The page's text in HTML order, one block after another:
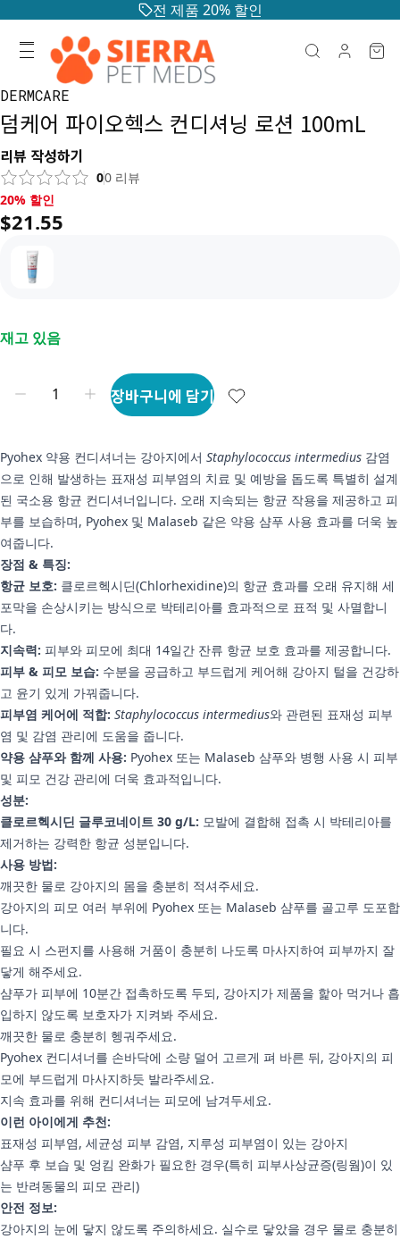
전 제품 20% 할인
DERMCARE
덤케어 파이오헥스 컨디셔닝 로션 100mL
리뷰 작성하기
00 리뷰
20% 할인, $21.55
20% 할인
$21.55
재고 있음
장바구니에 담기
Pyohex 약용 컨디셔너는 강아지에서 Staphylococcus intermedius 감염
으로 인해 발생하는 표재성 피부염의 치료 및 예방을 돕도록 특별히 설계
된 국소용 항균 컨디셔너입니다. 오래 지속되는 항균 작용을 제공하고 피
부를 보습하며, Pyohex 및 Malaseb 같은 약용 샴푸 사용 효과를 더욱 높
여줍니다.
장점 & 특징:
항균 보호: 클로르헥시딘(Chlorhexidine)의 항균 효과를 오래 유지해 세
포막을 손상시키는 방식으로 박테리아를 효과적으로 표적 및 사멸합니
다.
지속력: 피부와 피모에 최대 14일간 잔류 항균 보호 효과를 제공합니다.
피부 & 피모 보습: 수분을 공급하고 부드럽게 케어해 강아지 털을 건강하
고 윤기 있게 가꿔줍니다.
피부염 케어에 적합: Staphylococcus intermedius와 관련된 표재성 피부
염 및 감염 관리에 도움을 줍니다.
약용 샴푸와 함께 사용: Pyohex 또는 Malaseb 샴푸와 병행 사용 시 피부
및 피모 건강 관리에 더욱 효과적입니다.
성분:
클로르헥시딘 글루코네이트 30 g/L: 모발에 결합해 접촉 시 박테리아를
제거하는 강력한 항균 성분입니다.
사용 방법:
깨끗한 물로 강아지의 몸을 충분히 적셔주세요.
강아지의 피모 여러 부위에 Pyohex 또는 Malaseb 샴푸를 골고루 도포합
니다.
필요 시 스펀지를 사용해 거품이 충분히 나도록 마사지하여 피부까지 잘
닿게 해주세요.
샴푸가 피부에 10분간 접촉하도록 두되, 강아지가 제품을 핥아 먹거나 흡
입하지 않도록 보호자가 지켜봐 주세요.
깨끗한 물로 충분히 헹궈주세요.
Pyohex 컨디셔너를 손바닥에 소량 덜어 고르게 펴 바른 뒤, 강아지의 피
모에 부드럽게 마사지하듯 발라주세요.
지속 효과를 위해 컨디셔너는 피모에 남겨두세요.
이런 아이에게 추천:
표재성 피부염, 세균성 피부 감염, 지루성 피부염이 있는 강아지
샴푸 후 보습 및 엉킴 완화가 필요한 경우(특히 피부사상균증(링웜)이 있
는 반려동물의 피모 관리)
안전 정보:
강아지의 눈에 닿지 않도록 주의하세요. 실수로 닿았을 경우 물로 충분히